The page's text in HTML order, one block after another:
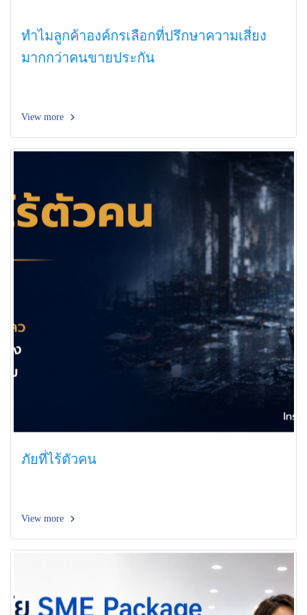
ทำไมลูกค้าองค์กรเลือกที่ปรึกษาความเสี่ยง
มากกว่าคนขายประกัน
View more
ภัยที่ไร้ตัวคน
View more